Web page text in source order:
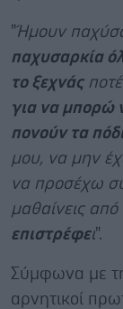
"Ήμουν
παχυσαρκία
το ξεχνάς
για να μπορώ
πονούν τα
μου, να μην
να προσέχω
μαθαίνεις
επιστρέφει".
Σύμφωνα με
αρνητικοί